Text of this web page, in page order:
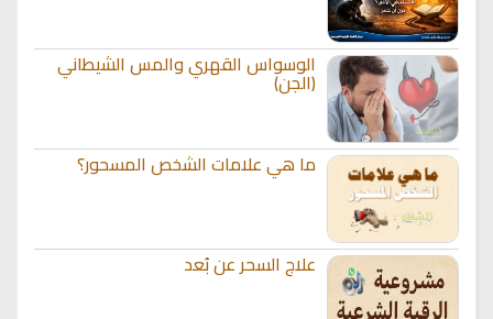
الوسواس القهري والمس الشيطاني
(الجن)
ما هي علامات الشخص المسحور؟
علاج السحر عن بُعد